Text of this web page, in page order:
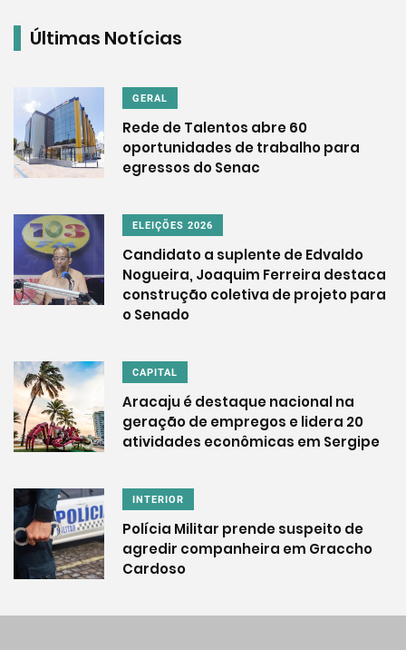
Últimas Notícias
GERAL
Rede de Talentos abre 60
oportunidades de trabalho para
egressos do Senac
ELEIÇÕES 2026
Candidato a suplente de Edvaldo
Nogueira, Joaquim Ferreira destaca
construção coletiva de projeto para
o Senado
CAPITAL
Aracaju é destaque nacional na
geração de empregos e lidera 20
atividades econômicas em Sergipe
INTERIOR
Polícia Militar prende suspeito de
agredir companheira em Graccho
Cardoso